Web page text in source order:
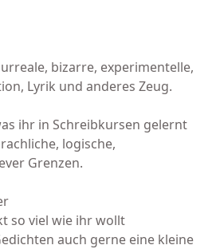
bizarre, experimentelle,
Lyrik und anderes Zeug.
ihr in Schreibkursen gelernt
logische,
Grenzen.
so viel wie ihr wollt
auch gerne eine kleine